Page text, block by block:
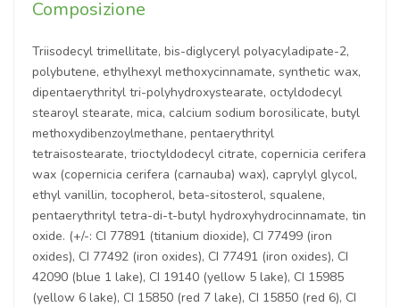
Composizione
Triisodecyl trimellitate, bis-diglyceryl polyacyladipate-2,
polybutene, ethylhexyl methoxycinnamate, synthetic wax,
dipentaerythrityl tri-polyhydroxystearate, octyldodecyl
stearoyl stearate, mica, calcium sodium borosilicate, butyl
methoxydibenzoylmethane, pentaerythrityl
tetraisostearate, trioctyldodecyl citrate, copernicia cerifera
wax (copernicia cerifera (carnauba) wax), caprylyl glycol,
ethyl vanillin, tocopherol, beta-sitosterol, squalene,
pentaerythrityl tetra-di-t-butyl hydroxyhydrocinnamate, tin
oxide. (+/-: CI 77891 (titanium dioxide), CI 77499 (iron
oxides), CI 77492 (iron oxides), CI 77491 (iron oxides), CI
42090 (blue 1 lake), CI 19140 (yellow 5 lake), CI 15985
(yellow 6 lake), CI 15850 (red 7 lake), CI 15850 (red 6), CI